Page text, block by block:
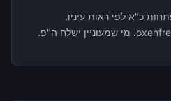
כ"א לפי ראות עיניו.